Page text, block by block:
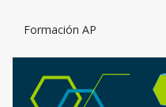
Formación AP